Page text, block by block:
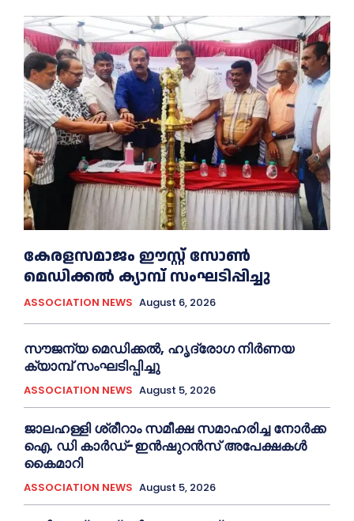
കേരളസമാജം ഈസ്റ്റ് സോണ്‍
മെഡിക്കൽ ക്യാമ്പ് സംഘടിപ്പിച്ചു
ASSOCIATION NEWS August 6, 2026
സൗജന്യ മെഡിക്കല്‍, ഹൃദ്രോഗ നിര്‍ണയ
ക്യാമ്പ് സംഘടിപ്പിച്ചു
ASSOCIATION NEWS August 5, 2026
ജാലഹള്ളി ശ്രീറാം സമീക്ഷ സമാഹരിച്ച നോർക്ക
ഐ. ഡി കാർഡ്-ഇന്‍ഷുറന്‍സ് അപേക്ഷകൾ
കൈമാറി
ASSOCIATION NEWS August 5, 2026